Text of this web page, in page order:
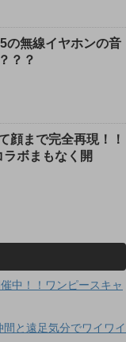
の無線イヤホンの音
？？
顔まで完全再現！！
ボまもなく開
中！！ワンピースキャ
間と遠足気分でワイワイ